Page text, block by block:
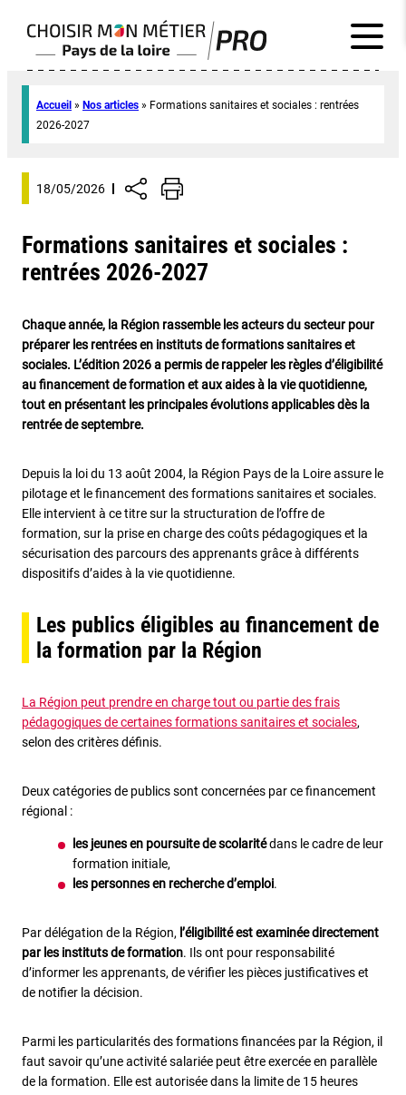
Accueil » Nos articles » Formations sanitaires et sociales : rentrées
2026-2027
18/05/2026
Formations sanitaires et sociales :
rentrées 2026-2027
Chaque année, la Région rassemble les acteurs du secteur pour
préparer les rentrées en instituts de formations sanitaires et
sociales. L’édition 2026 a permis de rappeler les règles d’éligibilité
au financement de formation et aux aides à la vie quotidienne,
tout en présentant les principales évolutions applicables dès la
rentrée de septembre.
Depuis la loi du 13 août 2004, la Région Pays de la Loire assure le
pilotage et le financement des formations sanitaires et sociales.
Elle intervient à ce titre sur la structuration de l’offre de
formation, sur la prise en charge des coûts pédagogiques et la
sécurisation des parcours des apprenants grâce à différents
dispositifs d’aides à la vie quotidienne.
Les publics éligibles au financement de
la formation par la Région
La Région peut prendre en charge tout ou partie des frais
pédagogiques de certaines formations sanitaires et sociales,
selon des critères définis.
Deux catégories de publics sont concernées par ce financement
régional :
les jeunes en poursuite de scolaritédans le cadre de leur
formation initiale,
les personnes en recherche d’emploi.
Par délégation de la Région, l’éligibilité est examinée directement
par les instituts de formation. Ils ont pour responsabilité
d’informer les apprenants, de vérifier les pièces justificatives et
de notifier la décision.
Parmi les particularités des formations financées par la Région, il
faut savoir qu’une activité salariée peut être exercée en parallèle
de la formation. Elle est autorisée dans la limite de 15 heures